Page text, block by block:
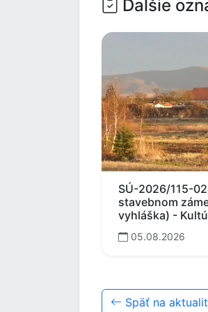
Ďalšie
SÚ-2026/115-
stavebnom
vyhláška) -
05.08.2026
Späť na